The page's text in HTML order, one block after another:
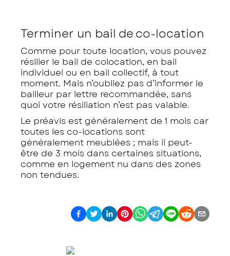
Terminer un bail de co-location
Comme pour toute location, vous pouvez
résilier le bail de colocation, en bail
individuel ou en bail collectif, à tout
moment. Mais n’oubliez pas d’informer le
bailleur par lettre recommandée, sans
quoi votre résiliation n’est pas valable.
Le préavis est généralement de 1 mois car
toutes les co-locations sont
généralement meublées ; mais il peut-
être de 3 mois dans certaines situations,
comme en logement nu dans des zones
non tendues.